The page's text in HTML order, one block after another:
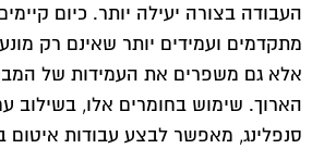
העבודה בצורה יעילה יותר. כיום
מתקדמים ועמידים יותר שאינם רק
אלא גם משפרים את העמידות של
הארוך. שימוש בחומרים אלו, בשילוב
סנפלינג, מאפשר לבצע עבודות איטום